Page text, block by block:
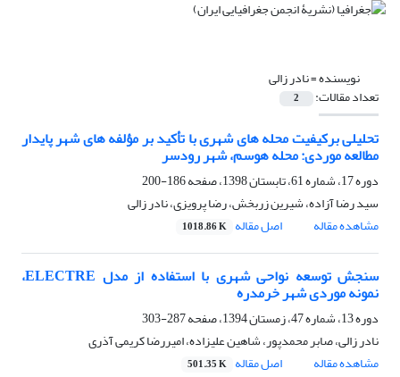
نویسنده =نادر زالی
تعداد مقالات: 2
تحلیلی برکیفیت محله های شهری با تأکید بر مؤلفه های شهر پایدار
مطالعه موردی: محله هوسم، شهر رودسر
دوره 17، شماره 61، تابستان 1398، صفحه
186-200
سید رضا آزاده، شیرین زربخش، رضا پرویزی، نادر زالی
مشاهده مقاله
اصل مقاله 1018.86 K
سنجش توسعه نواحی شهری با استفاده از مدل ELECTRE،
نمونه موردی شهر خرمدره
دوره 13، شماره 47، زمستان 1394، صفحه
287-303
نادر زالی، صابر محمدپور، شاهین علیزاده، امیررضا کریمی آذری
مشاهده مقاله
اصل مقاله 501.35 K